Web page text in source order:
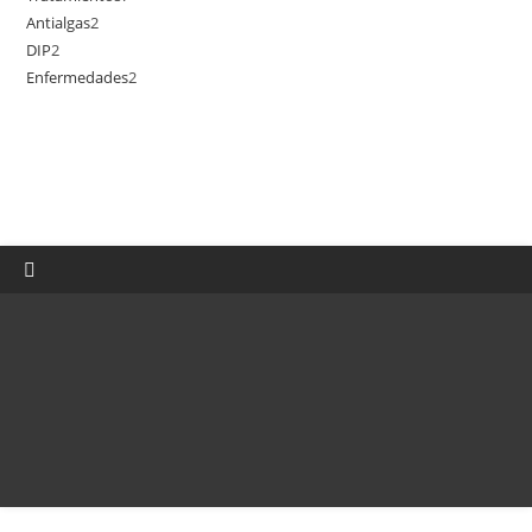
Antialgas22
DIP22
productos
Enfermedades22